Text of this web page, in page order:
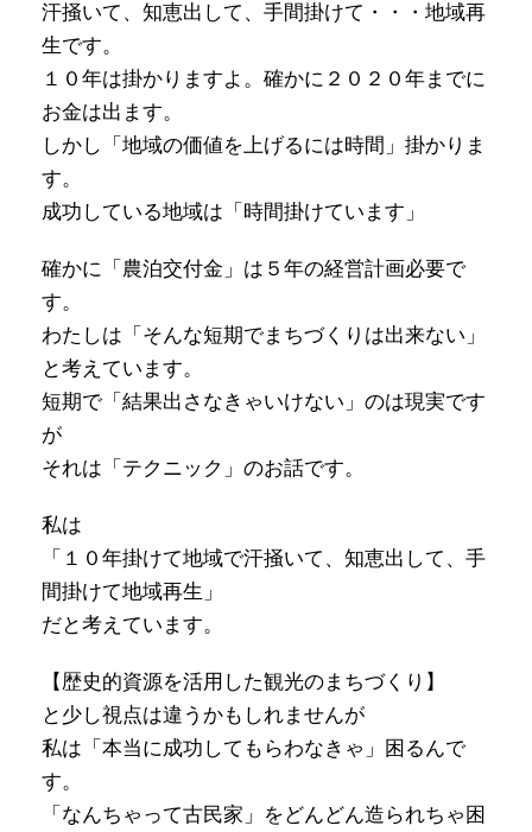
汗掻いて、知恵出して、手間掛けて・・・地域再
生です。
１０年は掛かりますよ。確かに２０２０年までに
お金は出ます。
しかし「地域の価値を上げるには時間」掛かりま
す。
成功している地域は「時間掛けています」
確かに「農泊交付金」は５年の経営計画必要で
す。
わたしは「そんな短期でまちづくりは出来ない」
と考えています。
短期で「結果出さなきゃいけない」のは現実です
が
それは「テクニック」のお話です。
私は
「１０年掛けて地域で汗掻いて、知恵出して、手
間掛けて地域再生」
だと考えています。
【歴史的資源を活用した観光のまちづくり】
と少し視点は違うかもしれませんが
私は「本当に成功してもらわなきゃ」困るんで
す。
「なんちゃって古民家」をどんどん造られちゃ困